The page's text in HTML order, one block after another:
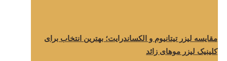
مقایسه لیزر تیتانیوم و الکساندرایت؛ بهترین انتخاب برای
کلینیک لیزر موهای زائد